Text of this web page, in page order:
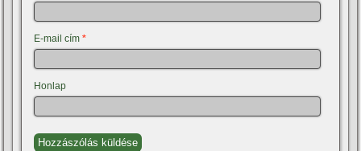
E-mail cím*
Honlap